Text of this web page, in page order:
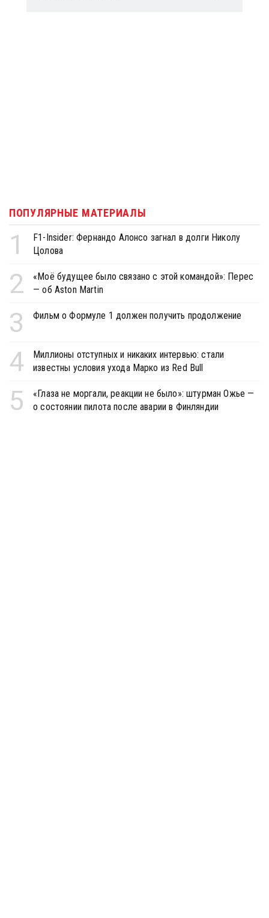
ПОПУЛЯРНЫЕ МАТЕРИАЛЫ
1
F1-Insider: Фернандо Алонсо загнал в долги Николу
Цолова
2
«Моё будущее было связано с этой командой»: Перес
— об Aston Martin
3 Фильм о Формуле 1 должен получить продолжение
4
Миллионы отступных и никаких интервью: стали
известны условия ухода Марко из Red Bull
5
«Глаза не моргали, реакции не было»: штурман Ожье —
о состоянии пилота после аварии в Финляндии